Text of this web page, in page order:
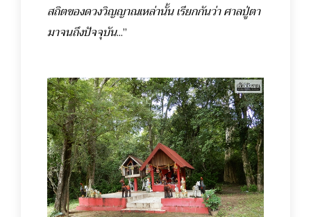
สถิตของดวงวิญญาณเหล่านั้น เรียกกันว่า ศาลปู่ตา
มาจนถึงปัจจุบัน...”